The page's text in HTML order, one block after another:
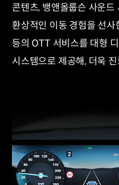
콘텐츠, 뱅앤올룹슨 사운
환상적인 이동 경험을 선
등의 OTT 서비스를 대형
시스템으로 제공해, 더욱